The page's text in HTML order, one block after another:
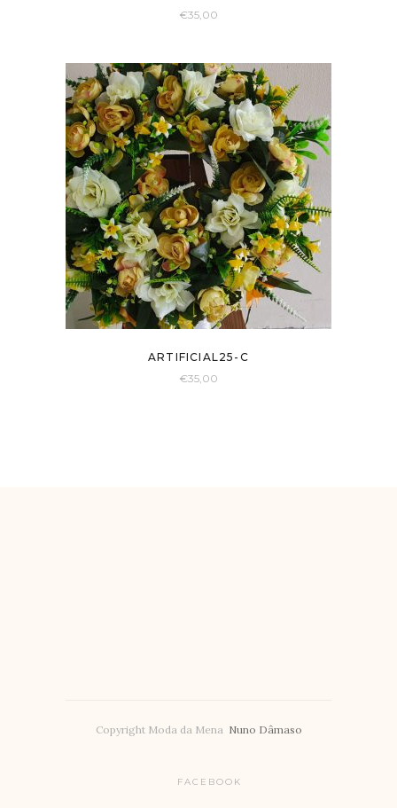
€35,00
ARTIFICIAL25-C
€35,00
Copyright Moda da Mena Nuno Dâmaso
FACEBOOK